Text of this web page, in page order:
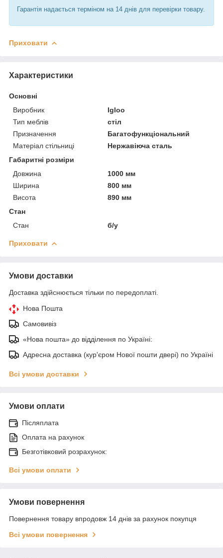
Гарантія надається терміном на 14 днів для перевірки товару.
Приховати
Характеристики
Основні
Виробник
Igloo
Тип меблів
стіл
Призначення
Багатофункціональний
Матеріал стільниці
Нержавіюча сталь
Габаритні розміри
Довжина
1000 мм
Ширина
800 мм
Висота
890 мм
Стан
Стан
б/у
Приховати
Умови доставки
Доставка здійснюється тільки по передоплаті.
Нова Пошта
Самовивіз
«Нова пошта» до відділення по Україні:
Адресна доставка (кур'єром Нової пошти двері) по Україні
Всі умови доставки
Умови оплати
Післяплата
Оплата на рахунок
Безготівковий розрахунок:
Всі умови оплати
Умови повернення
Повернення товару впродовж 14 днів за рахунок покупця
Всі умови повернення